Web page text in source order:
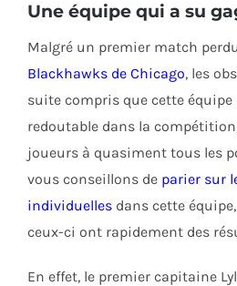
Une équipe qui a su
Malgré un premier match
Blackhawks de Chicago, les
suite compris que cette
redoutable dans la
joueurs à quasiment tous les
vous conseillons de parier sur
individuelles dans cette
ceux-ci ont rapidement des
En effet, le premier capitaine